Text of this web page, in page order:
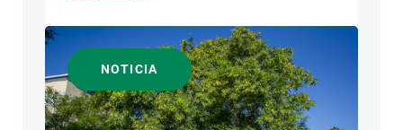
NOTICIA